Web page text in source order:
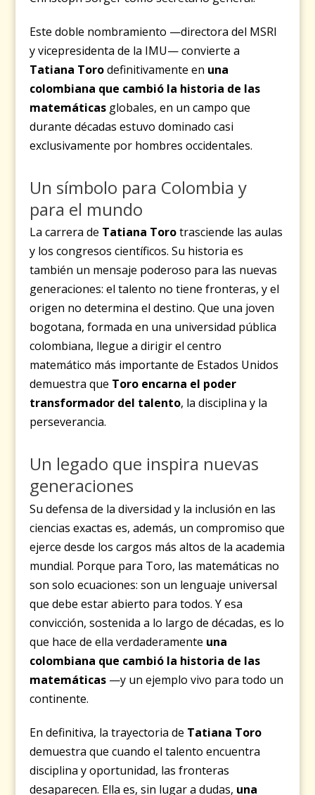
Este doble nombramiento —directora del MSRI
y vicepresidenta de la IMU— convierte a
Tatiana Torodefinitivamente en una
colombiana que cambió la historia de las
matemáticas globales, en un campo que
durante décadas estuvo dominado casi
exclusivamente por hombres occidentales.
Un símbolo para Colombia y
para el mundo
La carrera de Tatiana Torotrasciende las aulas
y los congresos científicos. Su historia es
también un mensaje poderoso para las nuevas
generaciones: el talento no tiene fronteras, y el
origen no determina el destino. Que una joven
bogotana, formada en una universidad pública
colombiana, llegue a dirigir el centro
matemático más importante de Estados Unidos
demuestra que Toro encarna el poder
transformador del talento, la disciplina y la
perseverancia.
Un legado que inspira nuevas
generaciones
Su defensa de la diversidad y la inclusión en las
ciencias exactas es, además, un compromiso que
ejerce desde los cargos más altos de la academia
mundial. Porque para Toro, las matemáticas no
son solo ecuaciones: son un lenguaje universal
que debe estar abierto para todos. Y esa
convicción, sostenida a lo largo de décadas, es lo
que hace de ella verdaderamente una
colombiana que cambió la historia de las
matemáticas —y un ejemplo vivo para todo un
continente.
En definitiva, la trayectoria de Tatiana Toro
demuestra que cuando el talento encuentra
disciplina y oportunidad, las fronteras
desaparecen. Ella es, sin lugar a dudas, una